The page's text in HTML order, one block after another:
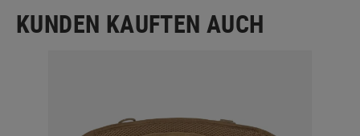
KUNDEN KAUFTEN AUCH